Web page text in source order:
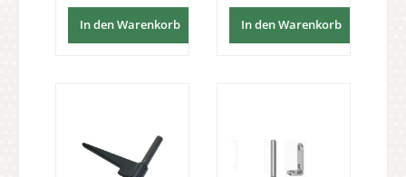
In den Warenkorb In den Warenkorb